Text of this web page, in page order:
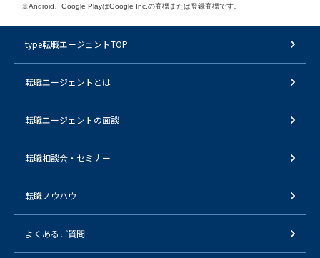
※Android、Google PlayはGoogle Inc.の商標または登録商標です。
type転職エージェントTOP
転職エージェントとは
転職エージェントの面談
転職相談会・セミナー
転職ノウハウ
よくあるご質問